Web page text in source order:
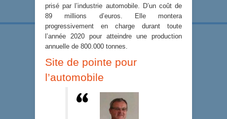
prisé par l’industrie automobile. D’un coût de
89 millions d’euros. Elle montera
progressivement en charge durant toute
l’année 2020 pour atteindre une production
annuelle de 800.000 tonnes.
Site de pointe pour
l’automobile